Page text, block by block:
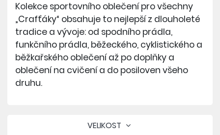
Kolekce sportovního oblečení pro všechny
„Crafťáky“ obsahuje to nejlepší z dlouholeté
tradice a vývoje: od spodního prádla,
funkčního prádla, běžeckého, cyklistického a
běžkařského oblečení až po doplňky a
oblečení na cvičení a do posiloven všeho
druhu.
VELIKOST